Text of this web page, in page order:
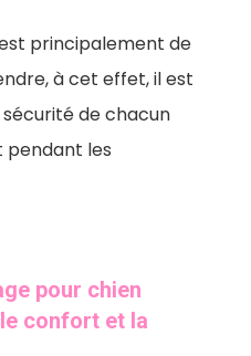
principalement de
à cet effet, il est
de chacun
pendant les
pour chien
confort et la